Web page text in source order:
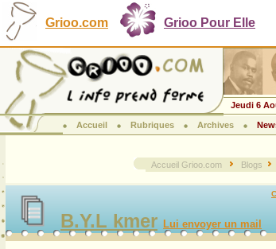
Grioo.com Grioo Pour Elle
Jeudi 6
Accueil Rubriques Archives
Accueil Grioo.com Blogs
B.Y.L kmer Lui envoyer un mail